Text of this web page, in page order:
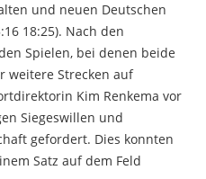
und neuen Deutschen
18:25). Nach den
Spielen, bei denen beide
weitere Strecken auf
Kim Renkema vor
Siegeswillen und
gefordert. Dies konnten
Satz auf dem Feld